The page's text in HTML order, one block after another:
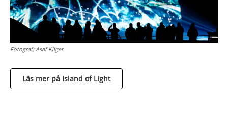
Fotograf: Asaf Kliger
Läs mer på Island of Light